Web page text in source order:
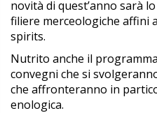
novità di quest’anno sarà
filiere merceologiche affini
spirits.
Nutrito anche il
convegni che si
che affronteranno in
enologica.